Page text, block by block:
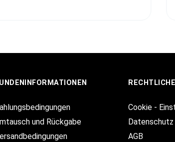
und Rückgabe
Cookie -
Datenschutz
AGB